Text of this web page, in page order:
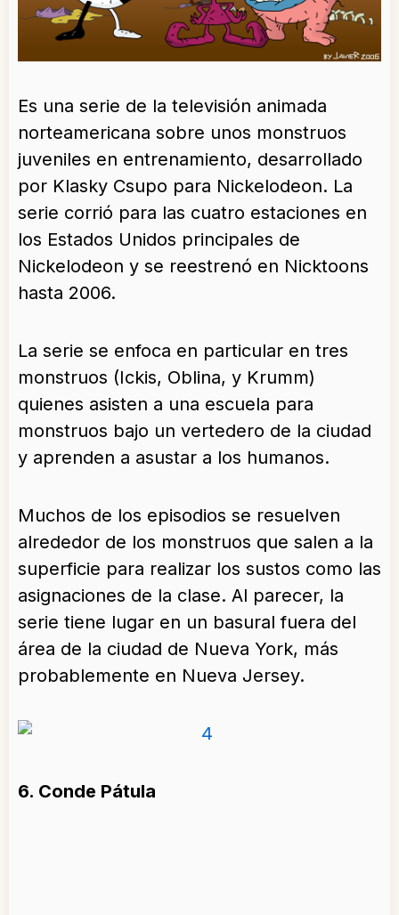
Es una serie de la televisión animada
norteamericana sobre unos monstruos
juveniles en entrenamiento, desarrollado
por Klasky Csupo para Nickelodeon. La
serie corrió para las cuatro estaciones en
los Estados Unidos principales de
Nickelodeon y se reestrenó en Nicktoons
hasta 2006.
La serie se enfoca en particular en tres
monstruos (Ickis, Oblina, y Krumm)
quienes asisten a una escuela para
monstruos bajo un vertedero de la ciudad
y aprenden a asustar a los humanos.
Muchos de los episodios se resuelven
alrededor de los monstruos que salen a la
superficie para realizar los sustos como las
asignaciones de la clase. Al parecer, la
serie tiene lugar en un basural fuera del
área de la ciudad de Nueva York, más
probablemente en Nueva Jersey.
6. Conde Pátula